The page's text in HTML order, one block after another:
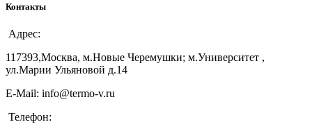
Контакты
Адрес:
117393,Москва, м.Новые Черемушки; м.Университет ,
ул.Марии Ульяновой д.14
E-Mail: info@termo-v.ru
Телефон: